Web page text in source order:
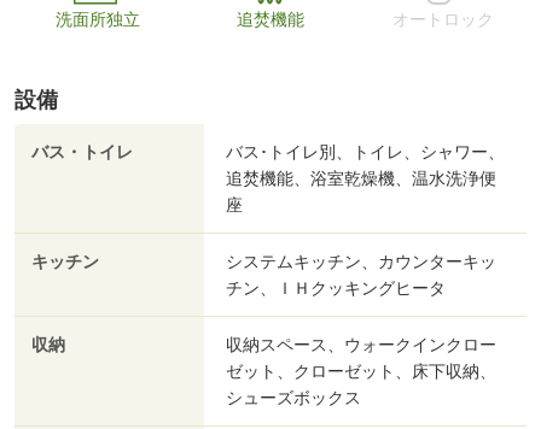
洗面所独立 追焚機能 オートロック
設備
バス・トイレ
バス･トイレ別、トイレ、シャワー、
追焚機能、浴室乾燥機、温水洗浄便
座
キッチン
システムキッチン、カウンターキッ
チン、ＩＨクッキングヒータ
収納
収納スペース、ウォークインクロー
ゼット、クローゼット、床下収納、
シューズボックス